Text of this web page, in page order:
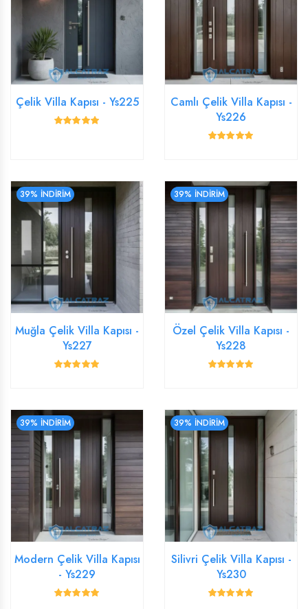
Çelik Villa Kapısı - Ys225
Camlı Çelik Villa Kapısı -
Ys226
39% İNDİRİM
Muğla Çelik Villa Kapısı -
Ys227
39% İNDİRİM
Özel Çelik Villa Kapısı -
Ys228
39% İNDİRİM
Modern Çelik Villa Kapısı
- Ys229
39% İNDİRİM
Silivri Çelik Villa Kapısı -
Ys230